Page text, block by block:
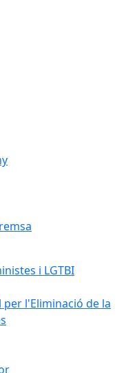
i LGTBI
l'Eliminació de la